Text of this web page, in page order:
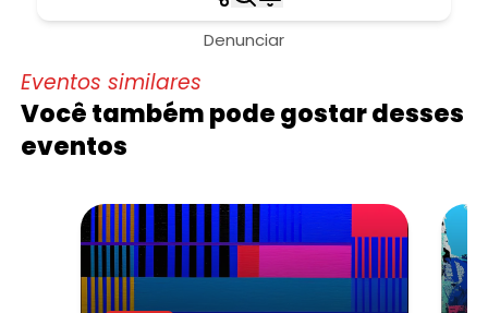
Denunciar
Eventos similares
Você também pode gostar desses
eventos